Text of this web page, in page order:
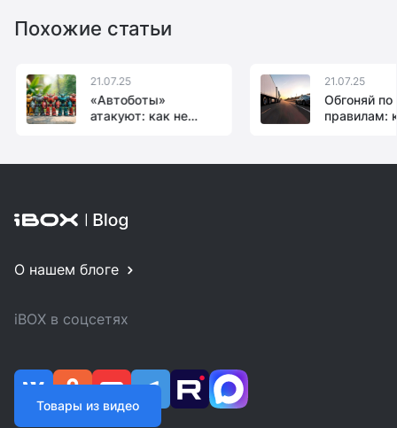
Товары из видео
Похожие статьи
21.07.25
«Автоботы»
атакуют: как не
21.07.25
Обгоняй по
правилам:
О нашем блоге
iBOX в соцсетях